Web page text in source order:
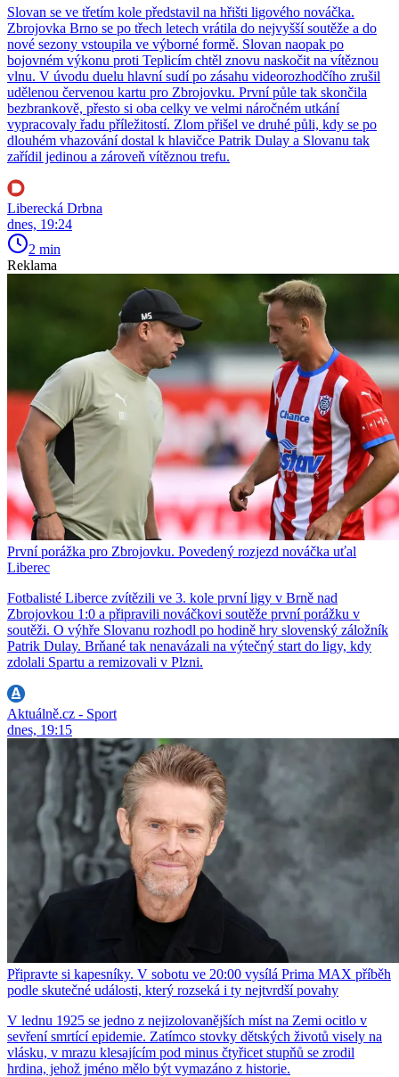
Slovan se ve třetím kole představil na hřišti ligového nováčka.
Zbrojovka Brno se po třech letech vrátila do nejvyšší soutěže a do
nové sezony vstoupila ve výborné formě. Slovan naopak po
bojovném výkonu proti Teplicím chtěl znovu naskočit na vítěznou
vlnu. V úvodu duelu hlavní sudí po zásahu videorozhodčího zrušil
udělenou červenou kartu pro Zbrojovku. První půle tak skončila
bezbrankově, přesto si oba celky ve velmi náročném utkání
vypracovaly řadu příležitostí. Zlom přišel ve druhé půli, kdy se po
dlouhém vhazování dostal k hlavičce Patrik Dulay a Slovanu tak
zařídil jedinou a zároveň vítěznou trefu.
Liberecká Drbna
dnes, 19:24
2 min
Reklama
První porážka pro Zbrojovku. Povedený rozjezd nováčka uťal
Liberec
Fotbalisté Liberce zvítězili ve 3. kole první ligy v Brně nad
Zbrojovkou 1:0 a připravili nováčkovi soutěže první porážku v
soutěži. O výhře Slovanu rozhodl po hodině hry slovenský záložník
Patrik Dulay. Brňané tak nenavázali na výtečný start do ligy, kdy
zdolali Spartu a remizovali v Plzni.
Aktuálně.cz - Sport
dnes, 19:15
Připravte si kapesníky. V sobotu ve 20:00 vysílá Prima MAX příběh
podle skutečné události, který rozseká i ty nejtvrdší povahy
V lednu 1925 se jedno z nejizolovanějších míst na Zemi ocitlo v
sevření smrtící epidemie. Zatímco stovky dětských životů visely na
vlásku, v mrazu klesajícím pod minus čtyřicet stupňů se zrodil
hrdina, jehož jméno mělo být vymazáno z historie.